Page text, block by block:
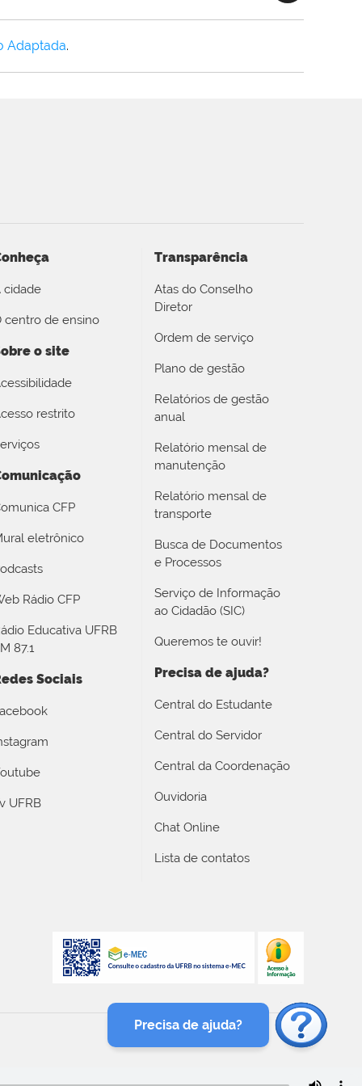
Adaptada.
cidade
centro de ensino
o site
restrito
CFP
eletrônico
Rádio CFP
Educativa UFRB
87.1
Sociais
UFRB
Transparência
Atas do Conselho
Diretor
Ordem de serviço
Plano de gestão
Relatórios de gestão
anual
Relatório mensal de
manutenção
Relatório mensal de
transporte
Busca de Documentos
e Processos
Serviço de Informação
ao Cidadão (SIC)
Queremos te ouvir!
Precisa de ajuda?
Central do Estudante
Central do Servidor
Central da Coordenação
Ouvidoria
Chat Online
Lista de contatos
Precisa de ajuda?